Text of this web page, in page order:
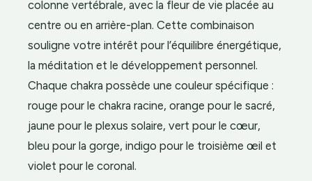
colonne vertébrale, avec la fleur de vie placée au
centre ou en arrière-plan. Cette combinaison
souligne votre intérêt pour l’équilibre énergétique,
la méditation et le développement personnel.
Chaque chakra possède une couleur spécifique :
rouge pour le chakra racine, orange pour le sacré,
jaune pour le plexus solaire, vert pour le cœur,
bleu pour la gorge, indigo pour le troisième œil et
violet pour le coronal.